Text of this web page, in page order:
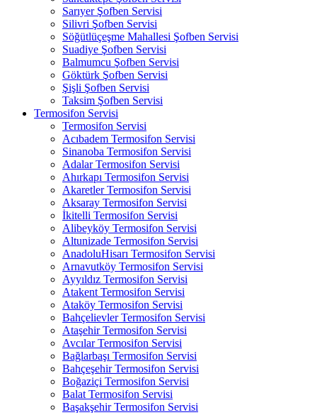
Sarıyer Şofben Servisi
Silivri Şofben Servisi
Söğütlüçeşme Mahallesi Şofben Servisi
Suadiye Şofben Servisi
Balmumcu Şofben Servisi
Göktürk Şofben Servisi
Şişli Şofben Servisi
Taksim Şofben Servisi
Termosifon Servisi
Termosifon Servisi
Acıbadem Termosifon Servisi
Sinanoba Termosifon Servisi
Adalar Termosifon Servisi
Ahırkapı Termosifon Servisi
Akaretler Termosifon Servisi
Aksaray Termosifon Servisi
İkitelli Termosifon Servisi
Alibeyköy Termosifon Servisi
Altunizade Termosifon Servisi
AnadoluHisarı Termosifon Servisi
Arnavutköy Termosifon Servisi
Ayyıldız Termosifon Servisi
Atakent Termosifon Servisi
Ataköy Termosifon Servisi
Bahçelievler Termosifon Servisi
Ataşehir Termosifon Servisi
Avcılar Termosifon Servisi
Bağlarbaşı Termosifon Servisi
Bahçeşehir Termosifon Servisi
Boğaziçi Termosifon Servisi
Balat Termosifon Servisi
Başakşehir Termosifon Servisi